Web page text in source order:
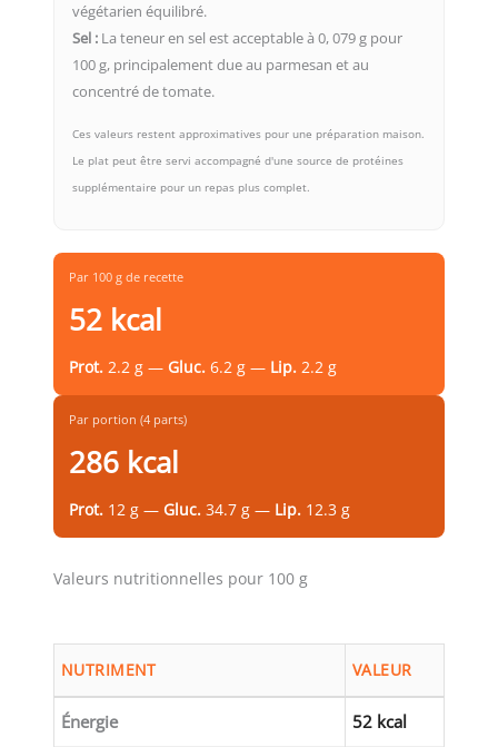
végétarien équilibré.
Sel : La teneur en sel est acceptable à 0, 079 g pour
100 g, principalement due au parmesan et au
concentré de tomate.
Ces valeurs restent approximatives pour une préparation maison.
Le plat peut être servi accompagné d'une source de protéines
supplémentaire pour un repas plus complet.
Par 100 g de recette
52 kcal
Prot. 2.2 g — Gluc. 6.2 g — Lip. 2.2 g
Par portion (4 parts)
286 kcal
Prot. 12 g — Gluc. 34.7 g — Lip. 12.3 g
Valeurs nutritionnelles pour 100 g
NUTRIMENT VALEUR
Énergie 52 kcal